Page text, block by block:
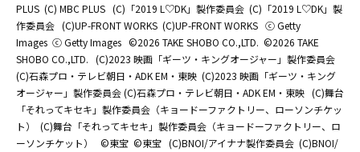
PLUS (C) MBC PLUS (C)「2019 L♡DK」製作委員会 (C)「2019 L♡DK」製
作委員会 (C)UP-FRONT WORKS (C)UP-FRONT WORKS ⓒ Getty
Images ⓒ Getty Images ©2026 TAKE SHOBO CO.,LTD. ©2026 TAKE
SHOBO CO.,LTD. (C)2023 映画「ギーツ・キングオージャー」製作委員会
(C)石森プロ・テレビ朝日・ADK EM・東映 (C)2023 映画「ギーツ・キング
オージャー」製作委員会 (C)石森プロ・テレビ朝日・ADK EM・東映 (C)舞台
「それってキセキ」製作委員会（キョードーファクトリー、ローソンチケッ
ト）
(C)舞台「それってキセキ」製作委員会（キョードーファクトリー、ロ
ーソンチケット）
©東宝 ©東宝 (C)BNOI/アイナナ製作委員会 (C)BNOI/